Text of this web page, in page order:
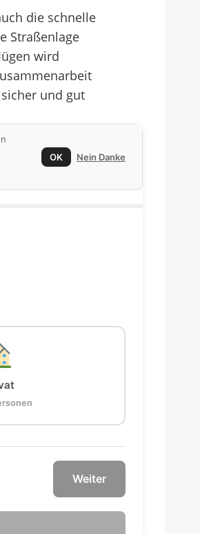
die schnelle
Straßenlage
wird
und gut
OK Nein Danke
Weiter